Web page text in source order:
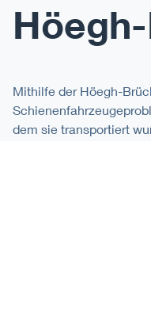
Mithilfe der Höegh-
dem sie transportiert